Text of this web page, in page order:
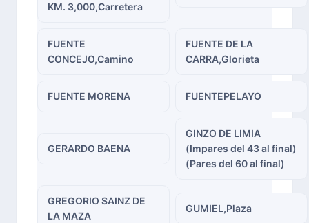
KM. 3,000,Carretera
FUENTE
CONCEJO,Camino
FUENTE DE LA
CARRA,Glorieta
FUENTE MORENA FUENTEPELAYO
GERARDO BAENA
GINZO DE LIMIA
(Impares del 43 al final)
(Pares del 60 al final)
GREGORIO SAINZ DE
LA MAZA
GUMIEL,Plaza